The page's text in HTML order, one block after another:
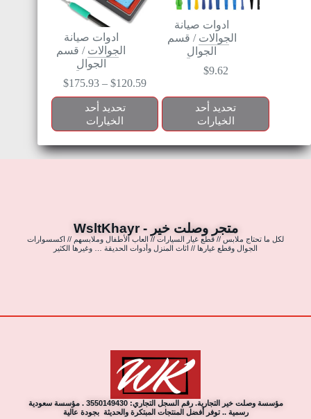
ادوات صيانة
الجوالات / قسم
الجوال
$9.62
تحديد أحد
الخيارات
ادوات صيانة
الجوالات / قسم
الجوال
$120.59
–
$175.93
تحديد أحد
الخيارات
متجر وصلت خير - WsltKhayr
لكل ما تحتاج ملابس // قطع غيار السيارات // العاب الأطفال وملابسهم // اكسسوارات
الجوال وقطع غيارها // اثاث المنزل وأدوات الحديقة … وغيرها الكثير
مؤسسة وصلت خير التجارية. رقم السجل التجاري: 3550149430 . مؤسسة سعودية
رسمية .. توفر أفضل المنتجات المبتكرة والحديثة بجودة عالية